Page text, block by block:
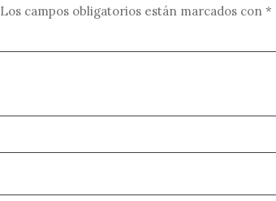
Los campos obligatorios están marcados con *